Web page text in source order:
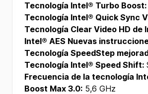
Tecnología Intel® Turbo Boost:
Tecnología Intel® Quick Sync
Tecnología Clear Video HD de
Intel® AES Nuevas
Tecnología SpeedStep
Tecnología Intel® Speed Shift:
Frecuencia de la tecnología
Boost Max 3.0: 5,6 GHz